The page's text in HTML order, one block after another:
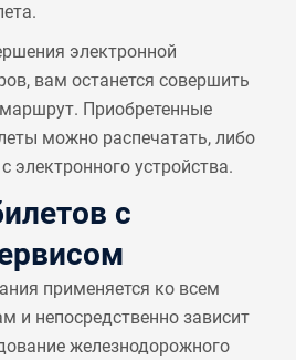
электронной
вам останется совершить
Приобретенные
можно распечатать, либо
электронного устройства.
с
применяется ко всем
и непосредственно зависит
железнодорожного